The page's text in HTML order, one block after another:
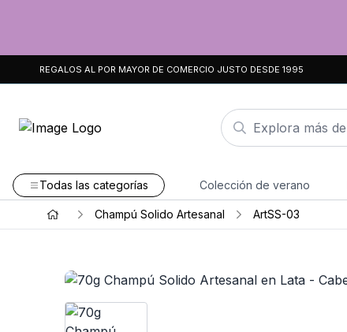
REGALOS AL POR MAYOR DE COMERCIO JUSTO DESDE 1995
Todas las categorías Colección de verano
Champú Solido Artesanal ArtSS-03